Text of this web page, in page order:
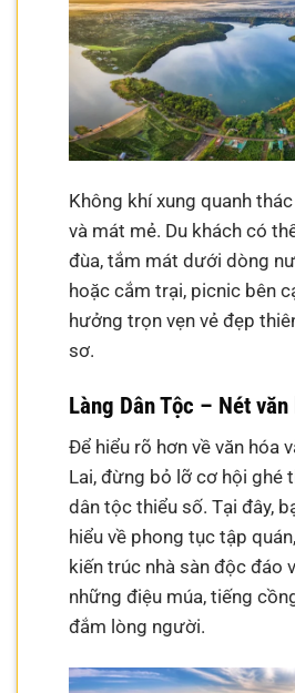
Không khí xung quanh
và mát mẻ. Du khách có
đùa, tắm mát dưới dòng
hoặc cắm trại, picnic bên
hưởng trọn vẹn vẻ đẹp
sơ.
Làng Dân Tộc – Nét
Để hiểu rõ hơn về văn hóa
Lai, đừng bỏ lỡ cơ hội ghé
dân tộc thiểu số. Tại đây,
hiểu về phong tục tập
kiến trúc nhà sàn độc đáo
những điệu múa, tiếng
đắm lòng người.